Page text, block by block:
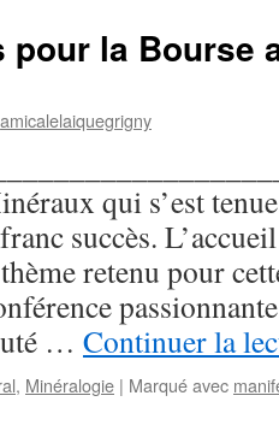
pour la Bourse
amicalelaiquegrigny
qui s’est
succès.
retenu pour
… Continuer la
, Minéralogie | Marqué avec